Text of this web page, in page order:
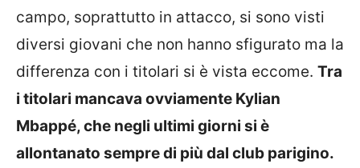
campo, soprattutto in attacco, si sono visti
diversi giovani che non hanno sfigurato ma la
differenza con i titolari si è vista eccome. Tra
i titolari mancava ovviamente Kylian
Mbappé, che negli ultimi giorni si è
allontanato sempre di più dal club parigino.